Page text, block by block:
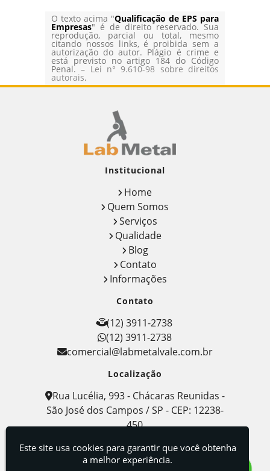
O texto acima "Qualificação de EPS para
Empresas" é de direito reservado. Sua
reprodução, parcial ou total, mesmo
citando nossos links, é proibida sem a
autorização do autor. Plágio é crime e
está previsto no artigo 184 do Código
Penal. – Lei n° 9.610-98 sobre direitos
autorais.
Institucional
Home
Quem Somos
Serviços
Qualidade
Blog
Contato
Informações
Contato
(12) 3911-2738
(12) 3911-2738
comercial@labmetalvale.com.br
Localização
Rua Lucélia, 993 - Chácaras Reunidas -
São José dos Campos / SP - CEP: 12238-
450
Labmetal - Indústria, Comércio e Serviços de
Metalografia
Este site usa cookies para garantir que você obtenha
a melhor experiência.